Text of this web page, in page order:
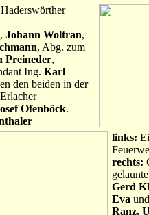
, Johann Woltran,
, Abg. zum
Preineder,
Ing. Karl
den beiden in der
Ofenböck.
links:
rechts:
Gerd
Eva
Ranz,